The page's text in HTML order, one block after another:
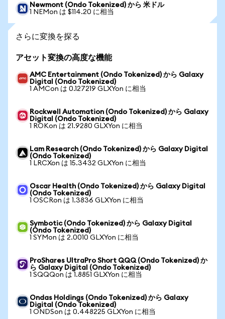
Newmont (Ondo Tokenized) から 米ドル
1 NEMon は $114.20 に相当
さらに変換を探る
アセット変換の高度な機能
AMC Entertainment (Ondo Tokenized) から Galaxy
Digital (Ondo Tokenized)
1 AMCon は 0.127219 GLXYon に相当
Rockwell Automation (Ondo Tokenized) から Galaxy
Digital (Ondo Tokenized)
1 ROKon は 21.9280 GLXYon に相当
Lam Research (Ondo Tokenized) から Galaxy Digital
(Ondo Tokenized)
1 LRCXon は 15.3432 GLXYon に相当
Oscar Health (Ondo Tokenized) から Galaxy Digital
(Ondo Tokenized)
1 OSCRon は 1.3836 GLXYon に相当
Symbotic (Ondo Tokenized) から Galaxy Digital
(Ondo Tokenized)
1 SYMon は 2.0010 GLXYon に相当
ProShares UltraPro Short QQQ (Ondo Tokenized) か
ら Galaxy Digital (Ondo Tokenized)
1 SQQQon は 1.8851 GLXYon に相当
Ondas Holdings (Ondo Tokenized) から Galaxy
Digital (Ondo Tokenized)
1 ONDSon は 0.448225 GLXYon に相当